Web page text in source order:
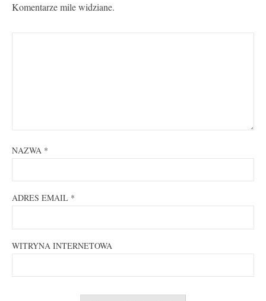
Komentarze mile widziane.
NAZWA *
ADRES EMAIL *
WITRYNA INTERNETOWA